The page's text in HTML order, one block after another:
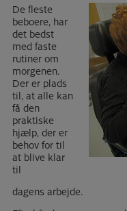
De fleste
beboere, har
det bedst
med faste
rutiner om
morgenen.
Der er plads
til, at alle kan
få den
praktiske
hjælp, der er
behov for til
at blive klar
til
dagens arbejde.